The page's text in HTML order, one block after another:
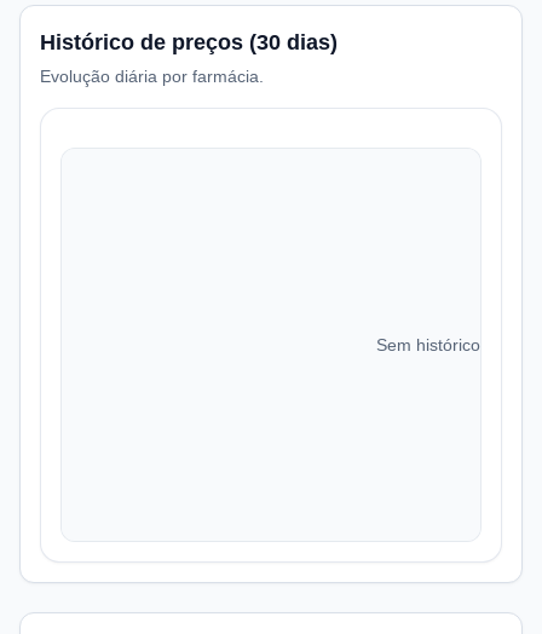
Histórico de preços (30 dias)
Evolução diária por farmácia.
Sem histórico de